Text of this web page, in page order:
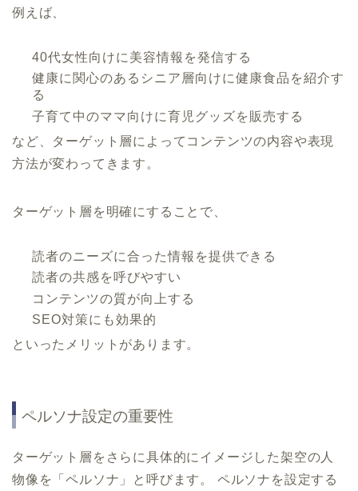
例えば、
40代女性向けに美容情報を発信する
健康に関心のあるシニア層向けに健康食品を紹介す
る
子育て中のママ向けに育児グッズを販売する
など、ターゲット層によってコンテンツの内容や表現
方法が変わってきます。
ターゲット層を明確にすることで、
読者のニーズに合った情報を提供できる
読者の共感を呼びやすい
コンテンツの質が向上する
SEO対策にも効果的
といったメリットがあります。
ペルソナ設定の重要性
ターゲット層をさらに具体的にイメージした架空の人
物像を「ペルソナ」と呼びます。 ペルソナを設定する